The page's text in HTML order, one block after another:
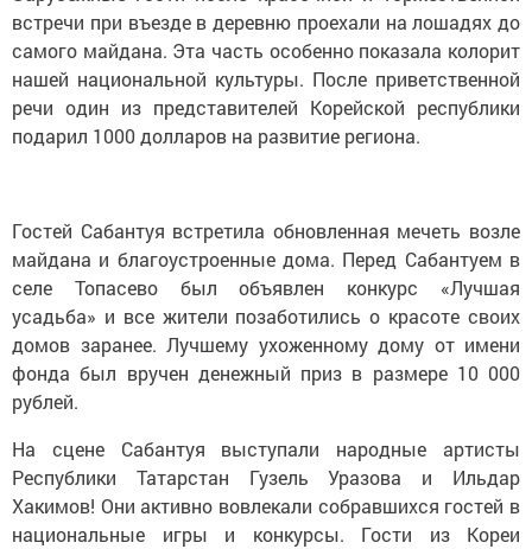
встречи при въезде в деревню проехали на лошадях до
самого майдана. Эта часть особенно показала колорит
нашей национальной культуры. После приветственной
речи один из представителей Корейской республики
подарил 1000 долларов на развитие региона.
Гостей Сабантуя встретила обновленная мечеть возле
майдана и благоустроенные дома. Перед Сабантуем в
селе Топасево был объявлен конкурс «Лучшая
усадьба» и все жители позаботились о красоте своих
домов заранее. Лучшему ухоженному дому от имени
фонда был вручен денежный приз в размере 10 000
рублей.
На сцене Сабантуя выступали народные артисты
Республики Татарстан Гузель Уразова и Ильдар
Хакимов! Они активно вовлекали собравшихся гостей в
национальные игры и конкурсы. Гости из Кореи